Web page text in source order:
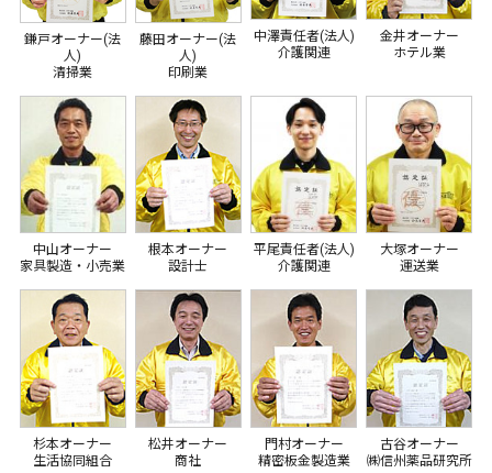
鎌戸オーナー(法
人)
清掃業
藤田オーナー(法
人)
印刷業
中澤責任者(法人)
介護関連
金井オーナー
ホテル業
中山オーナー
家具製造・小売業
根本オーナー
設計士
平尾責任者(法人)
介護関連
大塚オーナー
運送業
杉本オーナー
生活協同組合
松井オーナー
商社
門村オーナー
精密板金製造業
古谷オーナー
㈱信州薬品研究所